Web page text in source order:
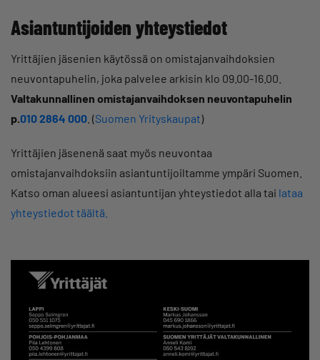
Asiantuntijoiden yhteystiedot
Yrittäjien jäsenien käytössä on omistajanvaihdoksien
neuvontapuhelin, joka palvelee arkisin klo 09.00-16.00.
Valtakunnallinen omistajanvaihdoksen neuvontapuhelin
p.010 2864 000 (Suomen Yrityskaupat)
Yrittäjien jäsenenä saat myös neuvontaa
omistajanvaihdoksiin asiantuntijoiltamme ympäri Suomen.
Katso oman alueesi asiantuntijan yhteystiedot alla tai lataa
yhteystiedot täältä.